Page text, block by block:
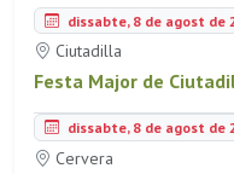
dissabte, 8 de agost de
Ciutadilla
Festa Major de
dissabte, 8 de agost de
Cervera